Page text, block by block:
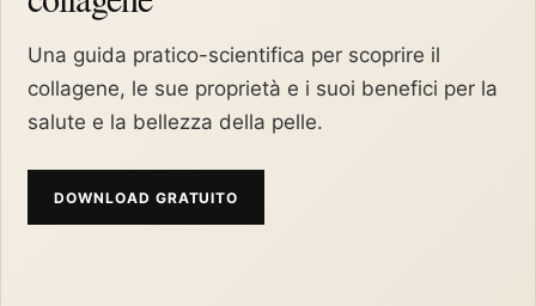
Una guida pratico-scientifica per scoprire il
collagene, le sue proprietà e i suoi benefici per la
salute e la bellezza della pelle.
DOWNLOAD GRATUITO